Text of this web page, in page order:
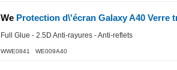
We Protection d\'écran Galaxy A40 Verre
Full Glue - 2.5D Anti-rayures - Anti-reflets
WWE0841 WE009A40